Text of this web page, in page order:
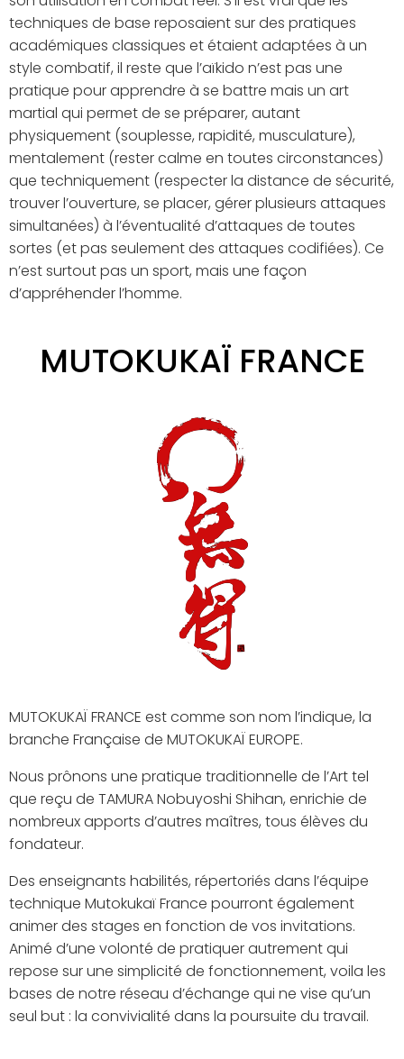
techniques de base reposaient sur des pratiques
académiques classiques et étaient adaptées à un
style combatif, il reste que l’aïkido n’est pas une
pratique pour apprendre à se battre mais un art
martial qui permet de se préparer, autant
physiquement (souplesse, rapidité, musculature),
mentalement (rester calme en toutes circonstances)
que techniquement (respecter la distance de sécurité,
trouver l’ouverture, se placer, gérer plusieurs attaques
simultanées) à l’éventualité d’attaques de toutes
sortes (et pas seulement des attaques codifiées). Ce
n’est surtout pas un sport, mais une façon
d’appréhender l’homme.
MUTOKUKAÏ FRANCE
MUTOKUKAÏ FRANCE est comme son nom l’indique, la
branche Française de MUTOKUKAÏ EUROPE.
Nous prônons une pratique traditionnelle de l’Art tel
que reçu de TAMURA Nobuyoshi Shihan, enrichie de
nombreux apports d’autres maîtres, tous élèves du
fondateur.
Des enseignants habilités, répertoriés dans l’équipe
technique Mutokukaï France pourront également
animer des stages en fonction de vos invitations.
Animé d’une volonté de pratiquer autrement qui
repose sur une simplicité de fonctionnement, voila les
bases de notre réseau d’échange qui ne vise qu’un
seul but : la convivialité dans la poursuite du travail.